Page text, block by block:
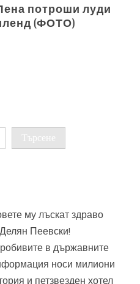
потроши луди
(ФОТО)
Търсене
му лъскат здраво
Пеевски!
в държавните
носи милиони
и петзвезден хотел